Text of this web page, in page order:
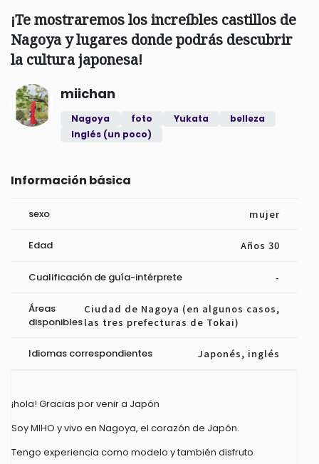
¡Te mostraremos los increíbles castillos de
Nagoya y lugares donde podrás descubrir
la cultura japonesa!
miichan
Nagoya foto Yukata
belleza
Inglés (un poco)
Información básica
sexo mujer
Edad Años 30
Cualificación de guía-intérprete -
Áreas
disponibles
Ciudad de Nagoya (en algunos casos,
las tres prefecturas de Tokai)
Idiomas correspondientes Japonés, inglés
¡hola! Gracias por venir a Japón
Soy MIHO y vivo en Nagoya, el corazón de Japón.
Tengo experiencia como modelo y también disfruto